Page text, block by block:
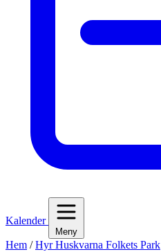
Kalender
Meny
Hem /Hyr Huskvarna Folkets Park